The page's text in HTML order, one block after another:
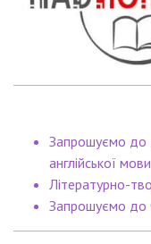
Запрошуємо до
англійської мови
Літературно-
Запрошуємо до